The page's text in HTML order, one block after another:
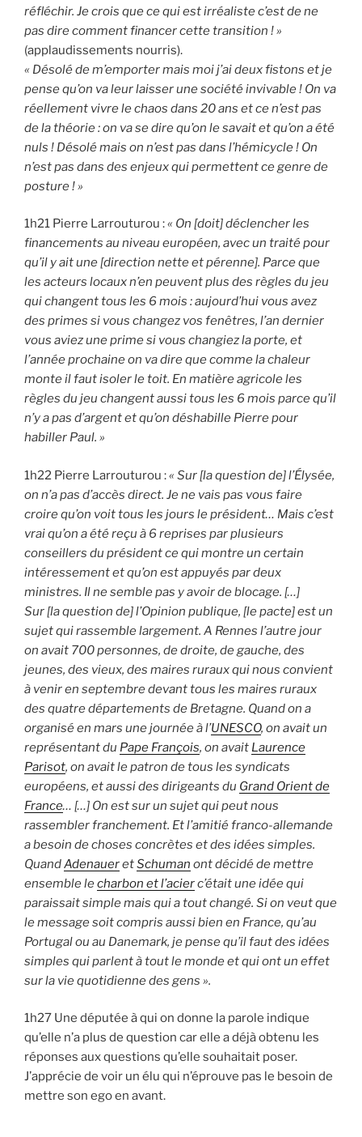
réfléchir. Je crois que ce qui est irréaliste c’est de ne
pas dire comment financer cette transition ! »
(applaudissements nourris).
« Désolé de m’emporter mais moi j’ai deux fistons et je
pense qu’on va leur laisser une société invivable ! On va
réellement vivre le chaos dans 20 ans et ce n’est pas
de la théorie : on va se dire qu’on le savait et qu’on a été
nuls ! Désolé mais on n’est pas dans l’hémicycle ! On
n’est pas dans des enjeux qui permettent ce genre de
posture ! »
1h21 Pierre Larrouturou :« On [doit] déclencher les
financements au niveau européen, avec un traité pour
qu’il y ait une [direction nette et pérenne]. Parce que
les acteurs locaux n’en peuvent plus des règles du jeu
qui changent tous les 6 mois : aujourd’hui vous avez
des primes si vous changez vos fenêtres, l’an dernier
vous aviez une prime si vous changiez la porte, et
l’année prochaine on va dire que comme la chaleur
monte il faut isoler le toit. En matière agricole les
règles du jeu changent aussi tous les 6 mois parce qu’il
n’y a pas d’argent et qu’on déshabille Pierre pour
habiller Paul. »
1h22 Pierre Larrouturou :« Sur [la question de] l’Élysée,
on n’a pas d’accès direct. Je ne vais pas vous faire
croire qu’on voit tous les jours le président… Mais c’est
vrai qu’on a été reçu à 6 reprises par plusieurs
conseillers du président ce qui montre un certain
intéressement et qu’on est appuyés par deux
ministres. Il ne semble pas y avoir de blocage. […]
Sur [la question de] l’Opinion publique, [le pacte] est un
sujet qui rassemble largement. A Rennes l’autre jour
on avait 700 personnes, de droite, de gauche, des
jeunes, des vieux, des maires ruraux qui nous convient
à venir en septembre devant tous les maires ruraux
des quatre départements de Bretagne. Quand on a
organisé en mars une journée à l’UNESCO, on avait un
représentant du Pape François, on avait Laurence
Parisot, on avait le patron de tous les syndicats
européens, et aussi des dirigeants du Grand Orient de
France… […] On est sur un sujet qui peut nous
rassembler franchement. Et l’amitié franco-allemande
a besoin de choses concrètes et des idées simples.
QuandAdenaueretSchuman ont décidé de mettre
ensemble lecharbon et l’acierc’était une idée qui
paraissait simple mais qui a tout changé. Si on veut que
le message soit compris aussi bien en France, qu’au
Portugal ou au Danemark, je pense qu’il faut des idées
simples qui parlent à tout le monde et qui ont un effet
sur la vie quotidienne des gens ».
1h27 Une députée à qui on donne la parole indique
qu’elle n’a plus de question car elle a déjà obtenu les
réponses aux questions qu’elle souhaitait poser.
J’apprécie de voir un élu qui n’éprouve pas le besoin de
mettre son ego en avant.